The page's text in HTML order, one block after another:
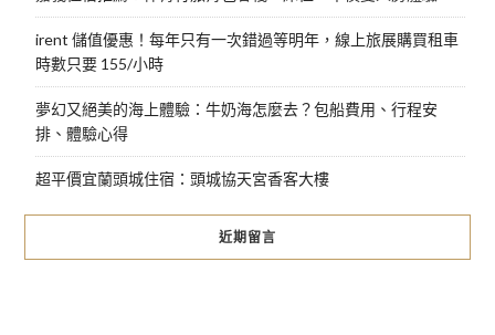
irent 儲值優惠！每年只有一次錯過等明年，線上旅展購買租車
時數只要 155/小時
夢幻又絕美的海上體驗：牛奶海怎麼去？包船費用、行程安
排、體驗心得
超平價宜蘭頭城住宿：頭城協天宮香客大樓
近期留言